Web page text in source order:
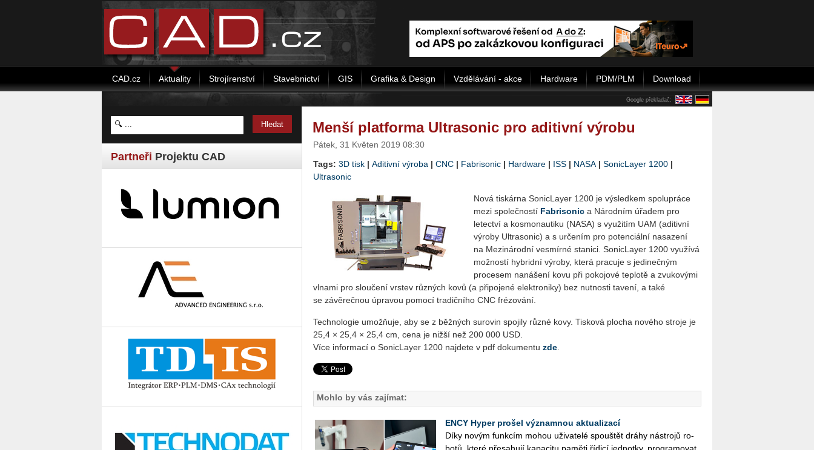
CAD.cz Aktuality Strojírenství Stavebnictví GIS Grafika & Design Vzdělávání - akce Hardware PDM/PLM Download
Google překladač:
Partneři Projektu CAD
Menší platforma Ultrasonic pro aditivní výrobu
Pátek, 31 Květen 2019 08:30
Tags: 3D tisk | Aditivní výroba | CNC | Fabrisonic | Hardware | ISS | NASA | SonicLayer 1200 |
Ultrasonic
Nová tiskárna SonicLayer 1200 je výsledkem spolupráce
mezi spo­leč­no­s­tí Fabrisonic a Národním úřadem pro
letectví a kosmonautiku (NASA) s využitím UAM (aditivní
výroby Ultrasonic) a s určením pro potenciální nasazení
na Mezinárodní vesmírné stanici. SonicLayer 1200 využívá
možností hybridní výroby, která pracuje s jedinečným
procesem nanášení kovu při pokojové teplotě a zvukovými
vlnami pro sloučení vrs­tev různých kovů (a připojené elektroniky) bez nutnosti tavení, a také
se závěrečnou úpravou pomocí tradičního CNC frézování.
Technologie umožňuje, aby se z běžných surovin spojily různé kovy. Tisková plocha nového stroje je
25,4 × 25,4 × 25,4 cm, cena je nižší než 200 000 USD.
Více informací o SonicLayer 1200 najdete v pdf dokumentu zde
Mohlo by vás zajímat:
ENCY Hyper prošel významnou aktualizací
Díky novým funk­cím mohou uži­va­te­lé spouš­tět dráhy ná­stro­jů ro­